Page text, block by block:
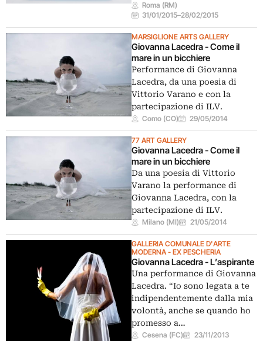
Roma (RM)
31/01/2015–28/02/2015
MARSIGLIONE ARTS GALLERY
Giovanna Lacedra - Come il
mare in un bicchiere
Performance di Giovanna
Lacedra, da una poesia di
Vittorio Varano e con la
partecipazione di ILV.
Como (CO) 29/05/2014
77 ART GALLERY
Giovanna Lacedra - Come il
mare in un bicchiere
Da una poesia di Vittorio
Varano la performance di
Giovanna Lacedra, con la
partecipazione di ILV.
Milano (MI) 21/05/2014
GALLERIA COMUNALE D'ARTE
MODERNA - EX PESCHERIA
Giovanna Lacedra - L’aspirante
Una performance di Giovanna
Lacedra. “Io sono legata a te
indipendentemente dalla mia
volontà, anche se quando ho
promesso a…
Cesena (FC) 23/11/2013